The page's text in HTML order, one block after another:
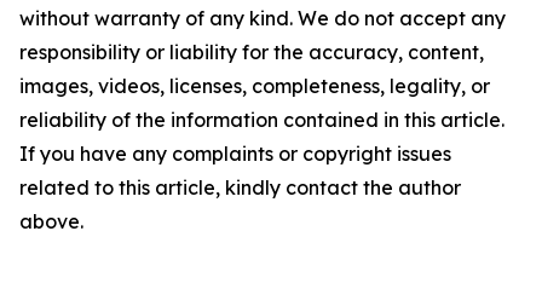
without warranty of any kind. We do not accept any
responsibility or liability for the accuracy, content,
images, videos, licenses, completeness, legality, or
reliability of the information contained in this article.
If you have any complaints or copyright issues
related to this article, kindly contact the author
above.